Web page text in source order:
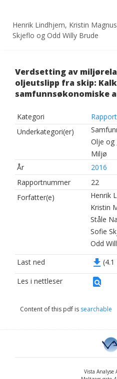
Henrik Lindhjem, Kristin
Skjeflo og Odd Willy Brude
Verdsetting av
oljeutslipp fra skip:
samfunnsøkonomiske
Kategori
Underkategori(er)
Olje og
Miljø
År
2016
Rapportnummer
22
Forfatter(e)
Henrik
Kristin
Ståle
Sofie
Odd
Last ned
file_download (4.1
Les i nettleser
find_in_page
Content of this pdf is searchable
Vista Analyse